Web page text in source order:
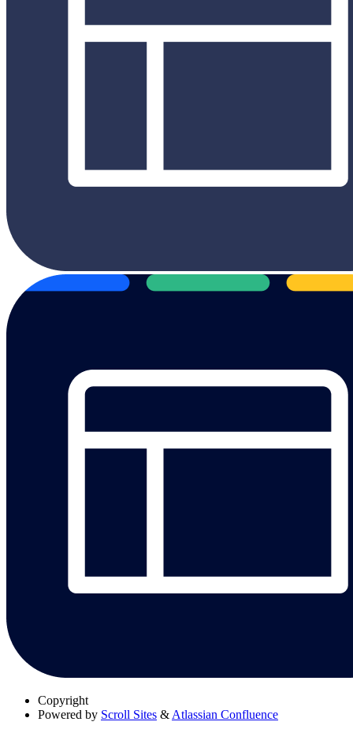
Copyright
Powered by Scroll Sites & Atlassian Confluence